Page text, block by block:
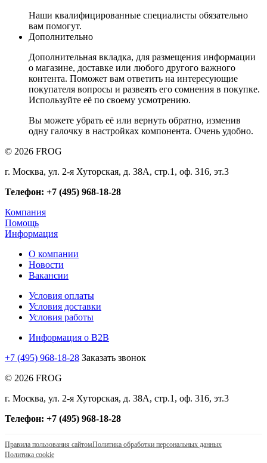
Наши квалифицированные специалисты обязательно
вам помогут.
Дополнительно
Дополнительная вкладка, для размещения информации
о магазине, доставке или любого другого важного
контента. Поможет вам ответить на интересующие
покупателя вопросы и развеять его сомнения в покупке.
Используйте её по своему усмотрению.
Вы можете убрать её или вернуть обратно, изменив
одну галочку в настройках компонента. Очень удобно.
© 2026 FROG
г. Москва, ул. 2-я Хуторская, д. 38А, стр.1, оф. 316, эт.3
Телефон: +7 (495) 968-18-28
Компания
Помощь
Информация
О компании
Новости
Вакансии
Условия оплаты
Условия доставки
Условия работы
Информация о B2B
+7 (495) 968-18-28 Заказать звонок
© 2026 FROG
г. Москва, ул. 2-я Хуторская, д. 38А, стр.1, оф. 316, эт.3
Телефон: +7 (495) 968-18-28
Правила пользования сайтомПолитика обработки персональных данных
Политика cookie